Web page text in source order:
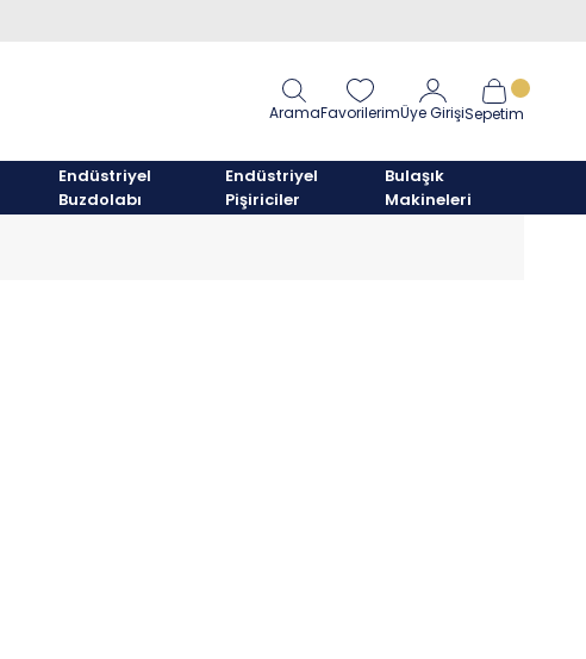
AramaFavorilerimÜye GirişiSepetim
Endüstriyel
Buzdolabı
Endüstriyel
Pişiriciler
Bulaşık
Makineleri